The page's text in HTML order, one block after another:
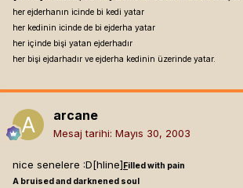
her ejderhanın icinde bi kedi yatar
her kedinin icinde de bi ejderha yatar
her içinde bişi yatan ejderhadır
her bişi ejdarhadır ve ejderha kedinin üzerinde yatar.
arcane
Mesaj tarihi: Mayıs 30, 2003
nice senelere :D[hline] Filled with pain
A bruised and darknened soul